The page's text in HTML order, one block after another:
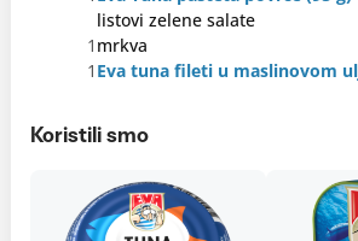
listovi zelene salate
1 mrkva
1 Eva tuna fileti u maslinovom
Koristili smo